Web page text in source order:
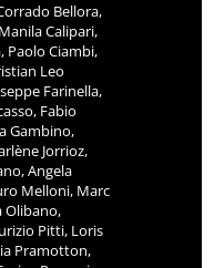
Bellora,
Calipari,
Paolo Ciambi,
Leo
Farinella,
Fabio
Gambino,
Jorrioz,
Angela
Melloni, Marc
Olibano,
Pitti, Loris
Pramotton,